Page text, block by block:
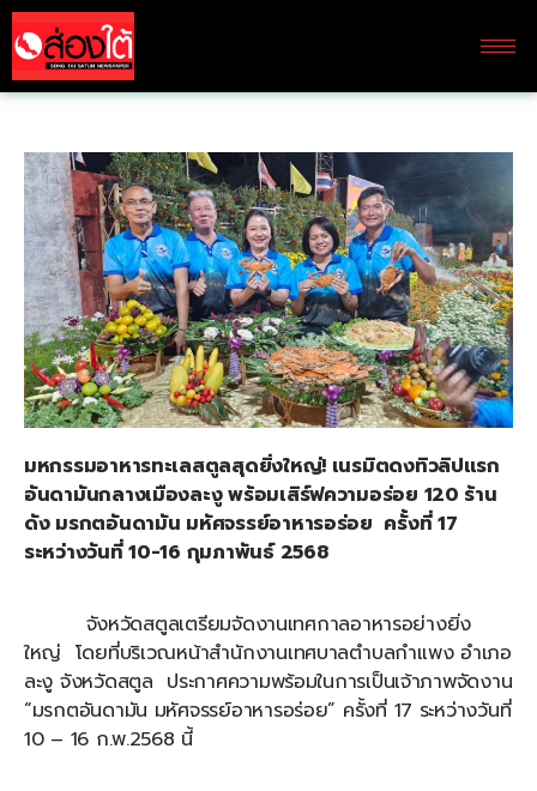
มหกรรมอาหารทะเลสตูลสุดยิ่งใหญ่! เนรมิตดงทิวลิปแรก
อันดามันกลางเมืองละงู พร้อมเสิร์ฟความอร่อย 120 ร้าน
ดัง มรกตอันดามัน มหัศจรรย์อาหารอร่อย ครั้งที่ 17
ระหว่างวันที่ 10-16 กุมภาพันธ์ 2568
จังหวัดสตูลเตรียมจัดงานเทศกาลอาหารอย่างยิ่ง
ใหญ่ โดยที่บริเวณหน้าสำนักงานเทศบาลตำบลกำแพง อำเภอ
ละงู จังหวัดสตูล ประกาศความพร้อมในการเป็นเจ้าภาพจัดงาน
“มรกตอันดามัน มหัศจรรย์อาหารอร่อย” ครั้งที่ 17 ระหว่างวันที่
10 – 16 ก.พ.2568 นี้